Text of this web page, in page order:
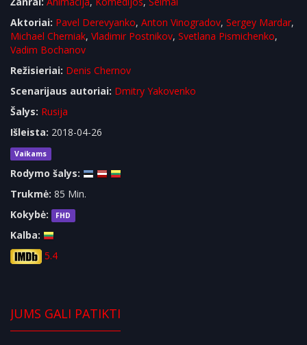
Aktoriai: Pavel Derevyanko, Anton Vinogradov, Sergey Mardar,
Michael Cherniak, Vladimir Postnikov, Svetlana Pismichenko,
Vadim Bochanov
Režisieriai: Denis Chernov
Scenarijaus autoriai: Dmitry Yakovenko
Šalys: Rusija
Išleista: 2018-04-26
Vaikams
Rodymo šalys:
Trukmė: 85 Min.
Kokybė:
FHD
Kalba:
5.4
JUMS GALI PATIKTI